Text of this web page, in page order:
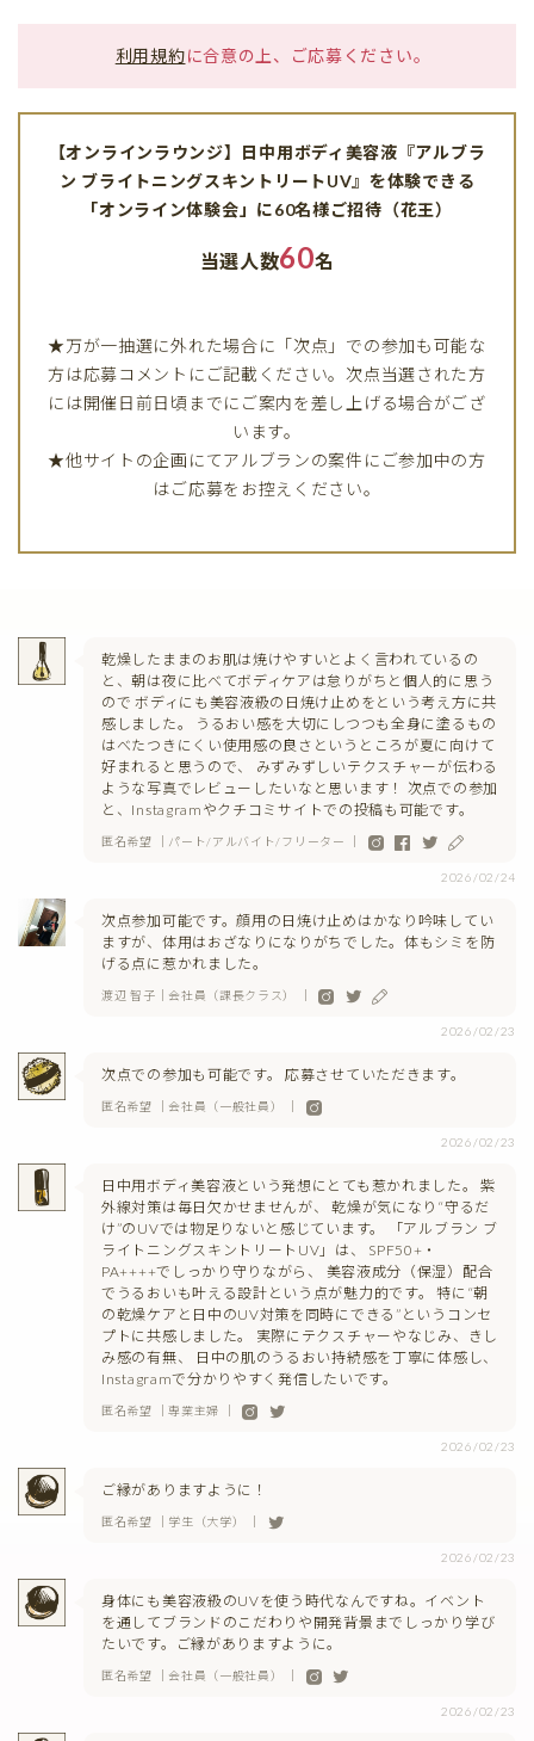
利用規約に合意の上、ご応募ください。
【オンラインラウンジ】日中用ボディ美容液『アルブラ
ン ブライトニングスキントリートUV』を体験できる
「オンライン体験会」に60名様ご招待（花王）
当選人数60名
★万が一抽選に外れた場合に「次点」での参加も可能な
方は応募コメントにご記載ください。次点当選された方
には開催日前日頃までにご案内を差し上げる場合がござ
います。
★他サイトの企画にてアルブランの案件にご参加中の方
はご応募をお控えください。
乾燥したままのお肌は焼けやすいとよく言われているの
と、朝は夜に比べてボディケアは怠りがちと個人的に思う
ので ボディにも美容液級の日焼け止めをという考え方に共
感しました。 うるおい感を大切にしつつも全身に塗るもの
はべたつきにくい使用感の良さというところが夏に向けて
好まれると思うので、 みずみずしいテクスチャーが伝わる
ような写真でレビューしたいなと思います！ 次点での参加
と、Instagramやクチコミサイトでの投稿も可能です。
匿名希望 ｜パート/アルバイト/フリーター ｜
2026/02/24
次点参加可能です。顔用の日焼け止めはかなり吟味してい
ますが、体用はおざなりになりがちでした。体もシミを防
げる点に惹かれました。
渡辺 智子｜会社員（課長クラス） ｜
2026/02/23
次点での参加も可能です。 応募させていただきます。
匿名希望 ｜会社員（一般社員） ｜
2026/02/23
日中用ボディ美容液という発想にとても惹かれました。 紫
外線対策は毎日欠かせませんが、 乾燥が気になり“守るだ
け”のUVでは物足りないと感じています。 「アルブラン ブ
ライトニングスキントリートUV」は、 SPF50+・
PA++++でしっかり守りながら、 美容液成分（保湿）配合
でうるおいも叶える設計という点が魅力的です。 特に“朝
の乾燥ケアと日中のUV対策を同時にできる”というコンセ
プトに共感しました。 実際にテクスチャーやなじみ、きし
み感の有無、 日中の肌のうるおい持続感を丁寧に体感し、
Instagramで分かりやすく発信したいです。
匿名希望 ｜専業主婦 ｜
2026/02/23
ご縁がありますように！
匿名希望 ｜学生（大学） ｜
2026/02/23
身体にも美容液級のUVを使う時代なんですね。イベント
を通してブランドのこだわりや開発背景までしっかり学び
たいです。ご縁がありますように。
匿名希望 ｜会社員（一般社員） ｜
2026/02/23